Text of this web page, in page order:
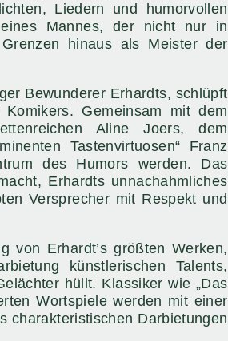
Liedern und humorvollen
Mannes, der nicht nur in
hinaus als Meister der
Bewunderer Erhardts, schlüpft
Gemeinsam mit dem
Aline Joers, dem
Tastenvirtuosen“ Franz
des Humors werden. Das
Erhardts unnachahmliches
Versprecher mit Respekt und
von Erhardt’s größten Werken,
künstlerischen Talents,
hüllt. Klassiker wie „Das
Wortspiele werden mit einer
charakteristischen Darbietungen